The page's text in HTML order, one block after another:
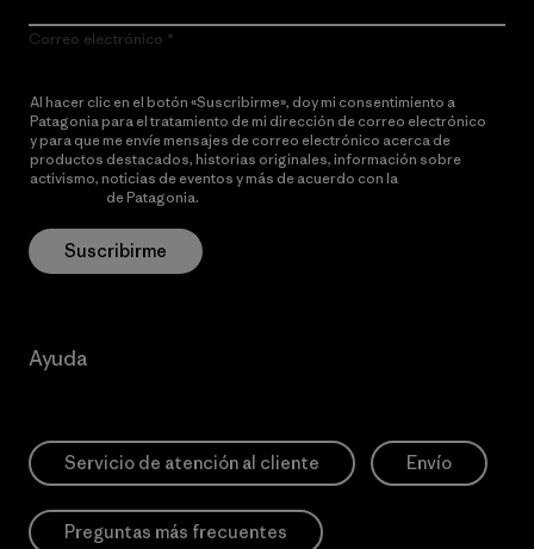
Correo electrónico
Al hacer clic en el botón «Suscribirme», doy mi consentimiento a
Patagonia para el tratamiento de mi dirección de correo electrónico
y para que me envíe mensajes de correo electrónico acerca de
productos destacados, historias originales, información sobre
activismo, noticias de eventos y más de acuerdo con la
de Patagonia.
Suscribirme
Ayuda
Servicio de atención al cliente Envío
Preguntas más frecuentes